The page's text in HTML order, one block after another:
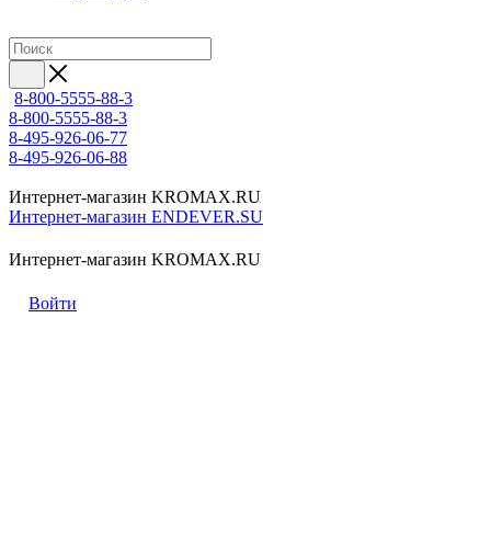
8-800-5555-88-3
8-800-5555-88-3
8-495-926-06-77
8-495-926-06-88
Интернет-магазин KROMAX.RU
Интернет-магазин ENDEVER.SU
Интернет-магазин KROMAX.RU
Войти